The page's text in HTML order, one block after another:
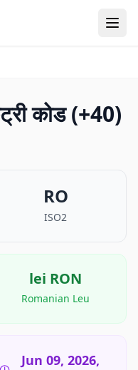
कोड (+40)
RO
ISO2
lei RON
Romanian Leu
Jun 09, 2026,